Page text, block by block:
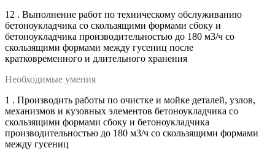
12 . Выполнение работ по техническому обслуживанию
бетоноукладчика со скользящими формами сбоку и
бетоноукладчика производительностью до 180 м3/ч со
скользящими формами между гусениц после
кратковременного и длительного хранения
Необходимые умения
1 . Производить работы по очистке и мойке деталей, узлов,
механизмов и кузовных элементов бетоноукладчика со
скользящими формами сбоку и бетоноукладчика
производительностью до 180 м3/ч со скользящими формами
между гусениц